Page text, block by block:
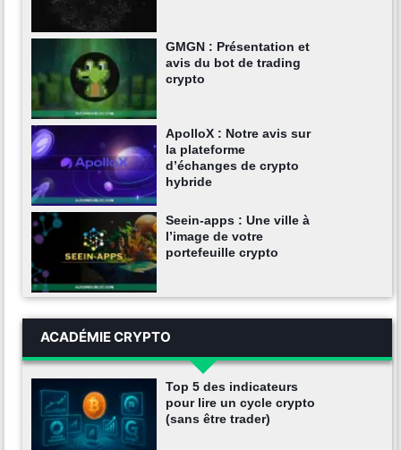
GMGN : Présentation et
avis du bot de trading
crypto
ApolloX : Notre avis sur
la plateforme
d’échanges de crypto
hybride
Seein-apps : Une ville à
l’image de votre
portefeuille crypto
ACADÉMIE CRYPTO
Top 5 des indicateurs
pour lire un cycle crypto
(sans être trader)